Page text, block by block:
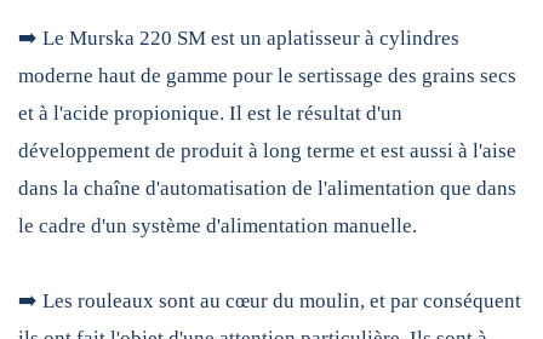
➡️ Le Murska 220 SM est un aplatisseur à cylindres
moderne haut de gamme pour le sertissage des grains secs
et à l'acide propionique. Il est le résultat d'un
développement de produit à long terme et est aussi à l'aise
dans la chaîne d'automatisation de l'alimentation que dans
le cadre d'un système d'alimentation manuelle.
➡️ Les rouleaux sont au cœur du moulin, et par conséquent